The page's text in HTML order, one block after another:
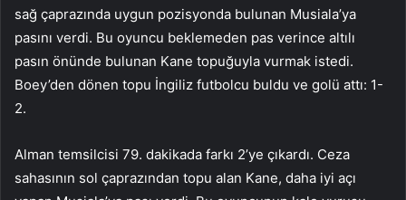
sağ çaprazında uygun pozisyonda bulunan Musiala’ya
pasını verdi. Bu oyuncu beklemeden pas verince altılı
pasın önünde bulunan Kane topuğuyla vurmak istedi.
Boey’den dönen topu İngiliz futbolcu buldu ve golü attı: 1-
2.
Alman temsilcisi 79. dakikada farkı 2’ye çıkardı. Ceza
sahasının sol çaprazından topu alan Kane, daha iyi açı